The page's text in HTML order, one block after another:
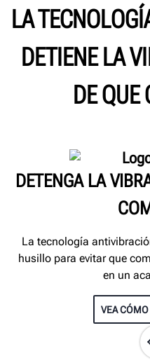
LA
DETIENE LA
DE
DETENGA LA
La tecnología
husillo para evitar que
en un
VEA